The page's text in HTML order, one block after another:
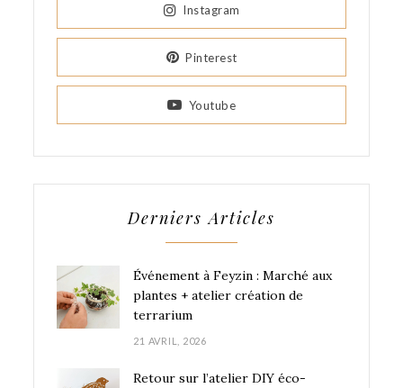
Instagram
Pinterest
Youtube
Derniers Articles
Événement à Feyzin : Marché aux
plantes + atelier création de
terrarium
21 AVRIL, 2026
Retour sur l’atelier DIY éco-